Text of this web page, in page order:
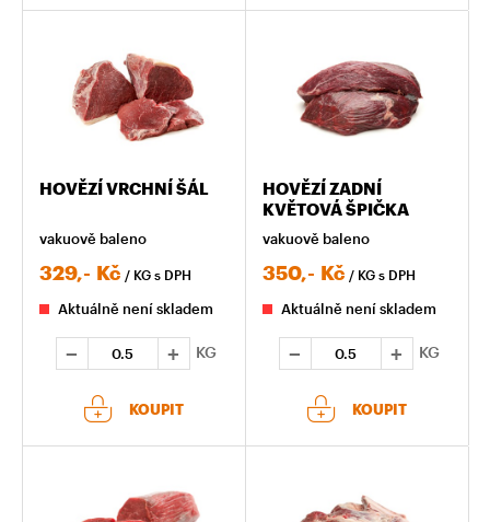
HOVĚZÍ VRCHNÍ ŠÁL
vakuově baleno
329,- Kč / KG s DPH
Aktuálně není skladem
KG
KOUPIT
HOVĚZÍ ZADNÍ
KVĚTOVÁ ŠPIČKA
vakuově baleno
350,- Kč / KG s DPH
Aktuálně není skladem
KG
KOUPIT